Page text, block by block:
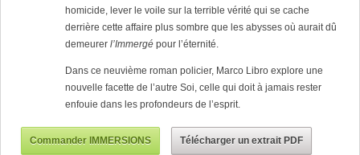
homicide, lever le voile sur la terrible vérité qui se cache
derrière cette affaire plus sombre que les abysses où aurait dû
demeurer l’Immergé pour l’éternité.
Dans ce neuvième roman policier, Marco Libro explore une
nouvelle facette de l’autre Soi, celle qui doit à jamais rester
enfouie dans les profondeurs de l’esprit.
Commander IMMERSIONS Télécharger un extrait PDF